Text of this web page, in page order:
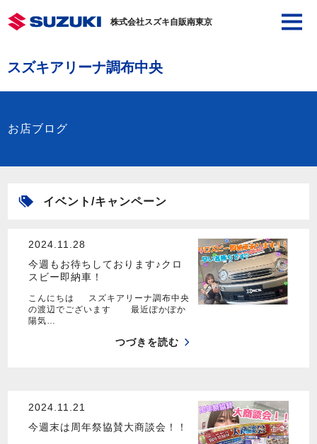
株式会社スズキ自販南東京
スズキアリーナ調布中央
お店ブログ
イベント/キャンペーン
2024.11.28
今週もお待ちしております♪クロ
スビー即納車！
こんにちは スズキアリーナ調布中央
の渡辺でございます 最近ぽかぽか
陽気…
つづきを読む
2024.11.21
今週末は周年祭協賛大商談会！！